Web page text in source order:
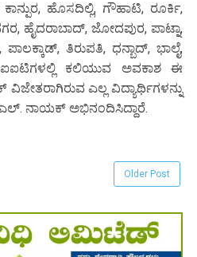
ಹೊಸದಿಲ್ಲಿ, ಗೌಹಾಟಿ, ರೂರ್ಕಿ,
ಹೈದರಾಬಾದ್, ಜೋದಪುರ, ಪಾಟ್ನಾ,
ತಿರುಪತಿ, ಧನ್ಬಾದ್, ಭಾಲೈ,
ಕಲಿಯುವ ಅವಕಾಶ ಈ
ಎಲ್ಲ ವಿದ್ಯಾರ್ಥಿಗಳನ್ನು
ಎಲ್. ನಾಯಕ್ ಅಭಿನಂದಿಸಿದ್ದಾರೆ.
Older Post